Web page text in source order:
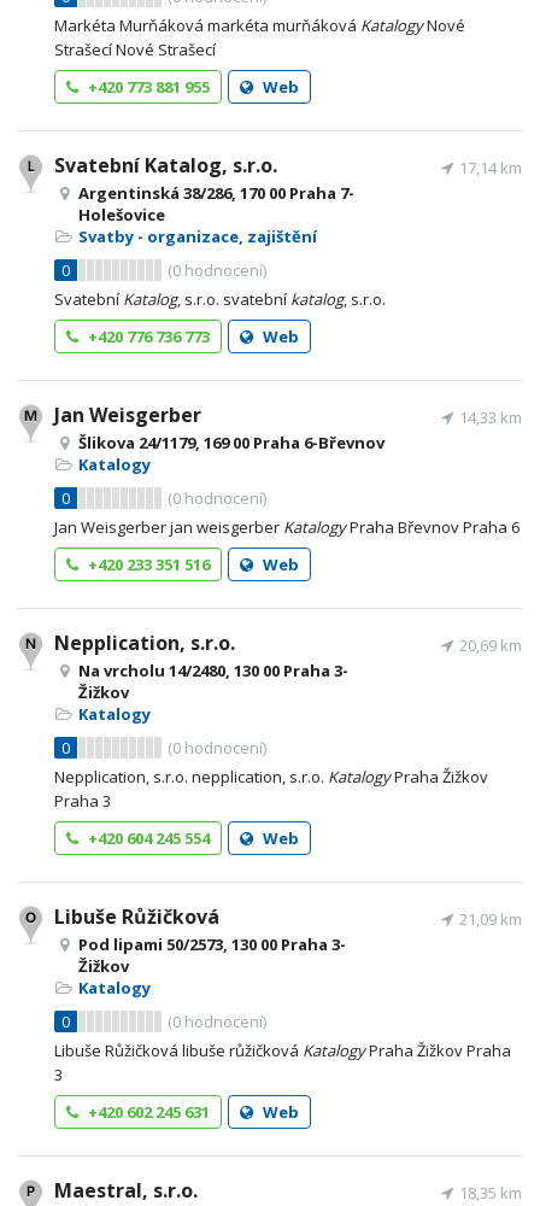
Markéta Murňáková markéta murňáková KatalogyNové
Strašecí Nové Strašecí
+420 773 881 955
Web
Svatební Katalog, s.r.o.
Argentinská 38/286, 170 00 Praha 7-
Holešovice
Svatby - organizace, zajištění
0
(0 hodnocení)
17,14 km
Svatební Katalog, s.r.o. svatební katalog, s.r.o.
+420 776 736 773
Web
Jan Weisgerber
Šlikova 24/1179, 169 00 Praha 6-Břevnov
Katalogy
0
(0 hodnocení)
14,33 km
Jan Weisgerber jan weisgerber KatalogyPraha Břevnov Praha 6
+420 233 351 516
Web
Nepplication, s.r.o.
Na vrcholu 14/2480, 130 00 Praha 3-
Žižkov
Katalogy
0
(0 hodnocení)
20,69 km
Nepplication, s.r.o. nepplication, s.r.o. KatalogyPraha Žižkov
Praha 3
+420 604 245 554
Web
Libuše Růžičková
Pod lipami 50/2573, 130 00 Praha 3-
Žižkov
Katalogy
0
(0 hodnocení)
21,09 km
Libuše Růžičková libuše růžičková KatalogyPraha Žižkov Praha
3
+420 602 245 631
Web
Maestral, s.r.o. 18,35 km